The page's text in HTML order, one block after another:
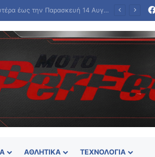
Σέρρες: Πέπλο μυστηρίου για τον θάνατου του 68χρονου- Στο μικροσκόπιο το οικογενειακό περιβάλλον του
ΑΘΛΗΤΙΚΆ ΤΕΧΝΟΛΟΓΊΑ